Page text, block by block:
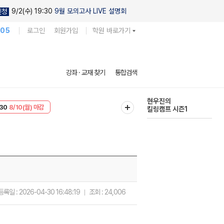
청 9/2(수) 19:30 9월 모의고사 LIVE 설명회
로그인 회원가입 학원 바로가기
강좌 · 교재 찾기 통합검색
8/10(월) 마감
다채로운 난도
실전 모의고사
록일 : 2026-04-30 16:48:19 조회 : 24,006